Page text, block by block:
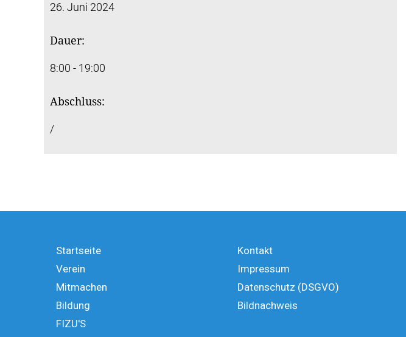
26. Juni 2024
Dauer:
8:00 - 19:00
Abschluss:
/
Startseite
Verein
Mitmachen
Bildung
FIZU'S
Kontakt
Impressum
Datenschutz (DSGVO)
Bildnachweis